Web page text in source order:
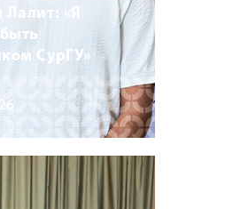
«Я
СурГУ»